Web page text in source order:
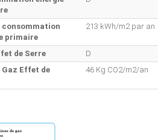
consommation
primaire
213 kWh/m2 par an
de Serre
D
Gaz Effet de
46 Kg CO2/m2/an